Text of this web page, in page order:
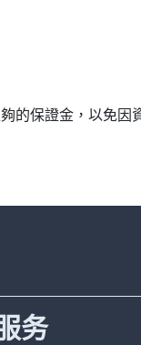
的保證金，以免因
务